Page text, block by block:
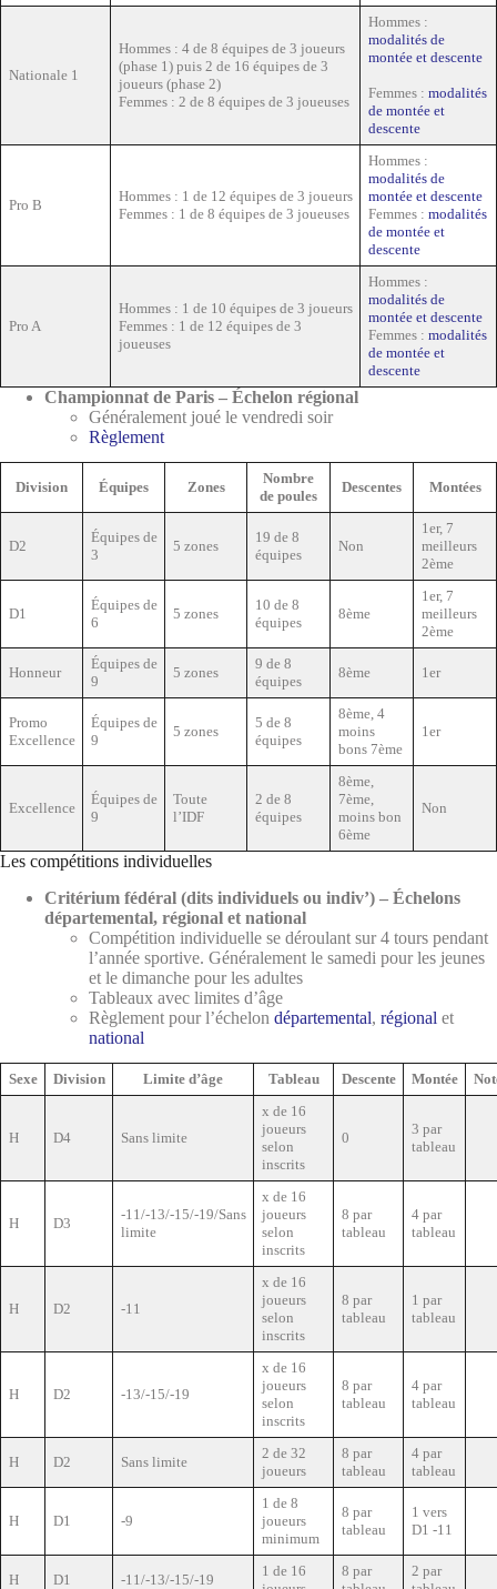
Nationale 1
Hommes : 4 de 8 équipes de 3 joueurs
(phase 1) puis 2 de 16 équipes de 3
joueurs (phase 2)
Femmes : 2 de 8 équipes de 3 joueuses
Hommes :
modalités de
montée et descente
Femmes : modalités
de montée et
descente
Pro B
Hommes : 1 de 12 équipes de 3 joueurs
Femmes : 1 de 8 équipes de 3 joueuses
Hommes :
modalités de
montée et descente
Femmes : modalités
de montée et
descente
Pro A
Hommes : 1 de 10 équipes de 3 joueurs
Femmes : 1 de 12 équipes de 3
joueuses
Hommes :
modalités de
montée et descente
Femmes : modalités
de montée et
descente
Championnat de Paris – Échelon régional
Généralement joué le vendredi soir
Règlement
Division Équipes Zones
Nombre
de poules
Descentes Montées
D2
Équipes de
3
5 zones
19 de 8
équipes
Non
1er, 7
meilleurs
2ème
D1
Équipes de
6
5 zones
10 de 8
équipes
8ème
1er, 7
meilleurs
2ème
Honneur
Équipes de
9
5 zones
9 de 8
équipes
8ème 1er
Promo
Excellence
Équipes de
9
5 zones
5 de 8
équipes
8ème, 4
moins
bons 7ème
1er
Excellence
Équipes de
9
Toute
l’IDF
2 de 8
équipes
8ème,
7ème,
moins bon
6ème
Non
Les compétitions individuelles
Critérium fédéral (dits individuels ou indiv’) – Échelons
départemental, régional et national
Compétition individuelle se déroulant sur 4 tours pendant
l’année sportive. Généralement le samedi pour les jeunes
et le dimanche pour les adultes
Tableaux avec limites d’âge
Règlement pour l’échelon départemental, régional et
national
Sexe Division Limite d’âge Tableau Descente Montée
H D4 Sans limite
x de 16
joueurs
selon
inscrits
0
3 par
tableau
H D3
-11/-13/-15/-19/Sans
limite
x de 16
joueurs
selon
inscrits
8 par
tableau
4 par
tableau
H D2 -11
x de 16
joueurs
selon
inscrits
8 par
tableau
1 par
tableau
H D2 -13/-15/-19
x de 16
joueurs
selon
inscrits
8 par
tableau
4 par
tableau
H D2 Sans limite
2 de 32
joueurs
8 par
tableau
4 par
tableau
H D1 -9
1 de 8
joueurs
minimum
8 par
tableau
1 vers
D1 -11
H D1 -11/-13/-15/-19
1 de 16
8 par
2 par